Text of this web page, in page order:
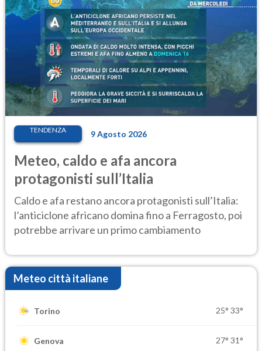
TENDENZA 9 Agosto 2026
Meteo, caldo e afa ancora
protagonisti sull’Italia
Caldo e afa restano ancora protagonisti sull’Italia:
l’anticiclone africano domina fino a Ferragosto, poi
potrebbe arrivare un primo cambiamento
Meteo città italiane
Torino 25° 33°
Genova 27° 31°